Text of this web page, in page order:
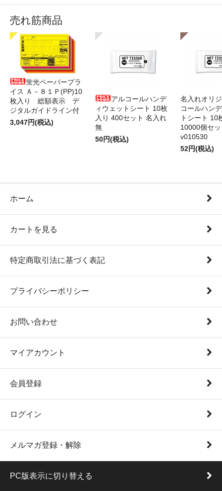
売れ筋商品
蛍光ペーパープラ
イス Ａ－８１Ｐ(PP)10
枚入り 総額表示 デ
ジタルガイドライン付
3,047円(税込)
アルコールハンデ
ィウェットシート 10枚
入り 400セット 名入れ
無
50円(税込)
名入れオリ
コールハン
トシート 10
10000個セ
v010530
52円(税込)
ホーム
カートを見る
特定商取引法に基づく表記
プライバシーポリシー
お問い合わせ
マイアカウント
会員登録
ログイン
メルマガ登録・解除
PC版表示に切り替える